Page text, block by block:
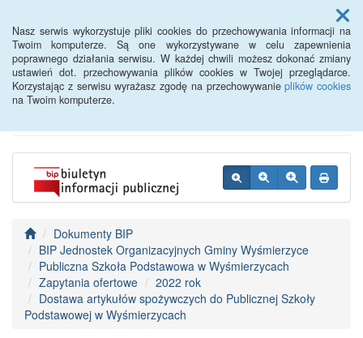
Nasz serwis wykorzystuje pliki cookies do przechowywania informacji na
Twoim komputerze. Są one wykorzystywane w celu zapewnienia
poprawnego działania serwisu. W każdej chwili możesz dokonać zmiany
ustawień dot. przechowywania plików cookies w Twojej przeglądarce.
Korzystając z serwisu wyrażasz zgodę na przechowywanieplików cookies
na Twoim komputerze.
Menu
BIP - Urząd Miejski
Wyśmierzyce
Dokumenty BIP
BIP Jednostek Organizacyjnych Gminy Wyśmierzyce
Publiczna Szkoła Podstawowa w Wyśmierzycach
Zapytania ofertowe
2022 rok
Dostawa artykułów spożywczych do Publicznej Szkoły
Podstawowej w Wyśmierzycach